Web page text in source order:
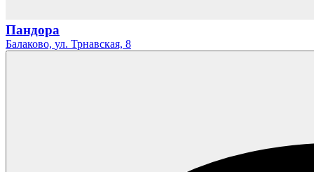
Пандора
Балаково, ул. Трнавская, 8